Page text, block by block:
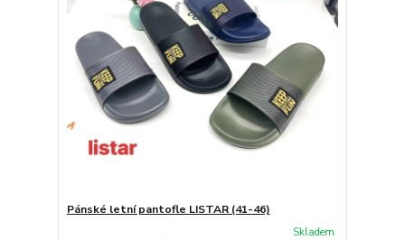
Pánské letní pantofle LISTAR (41-46)
Skladem